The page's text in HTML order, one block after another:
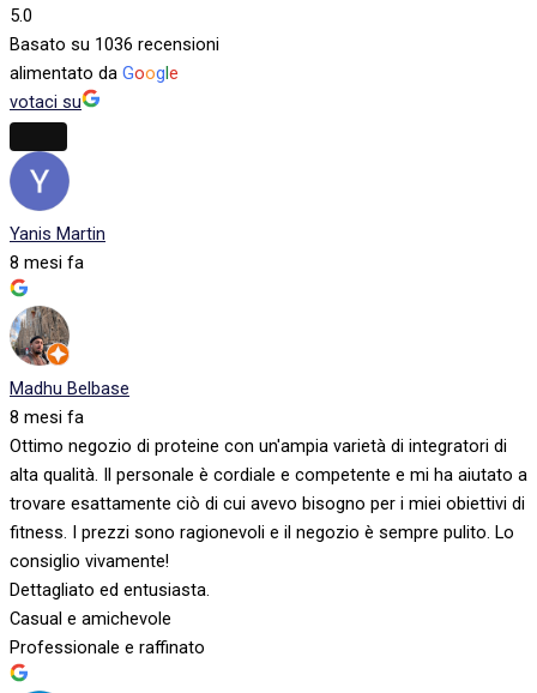
5.0
Basato su 1036 recensioni
alimentato da Google
votaci su
Yanis Martin
8 mesi fa
Madhu Belbase
8 mesi fa
Ottimo negozio di proteine con un'ampia varietà di integratori di
alta qualità. Il personale è cordiale e competente e mi ha aiutato a
trovare esattamente ciò di cui avevo bisogno per i miei obiettivi di
fitness. I prezzi sono ragionevoli e il negozio è sempre pulito. Lo
consiglio vivamente!
Dettagliato ed entusiasta.
Casual e amichevole
Professionale e raffinato